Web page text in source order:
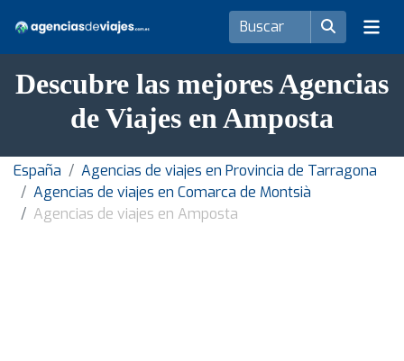
Descubre las mejores Agencias
de Viajes en Amposta
España
Agencias de viajes en Provincia de Tarragona
Agencias de viajes en Comarca de Montsià
Agencias de viajes en Amposta